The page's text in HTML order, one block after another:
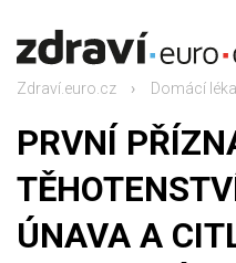
Zdraví.euro.cz Domácí
PRVNÍ
ÚNAVA A